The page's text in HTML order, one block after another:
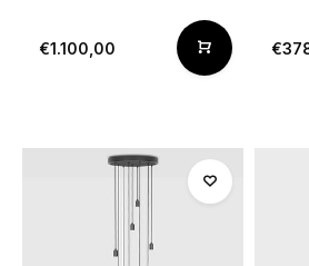
€1.100,00